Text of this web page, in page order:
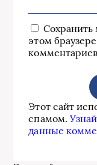
Сохранить
этом
Этот сайт
спамом.
данные